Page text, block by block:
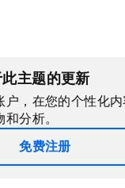
主题的更新
户，在您的个性化
分析。
免费注册